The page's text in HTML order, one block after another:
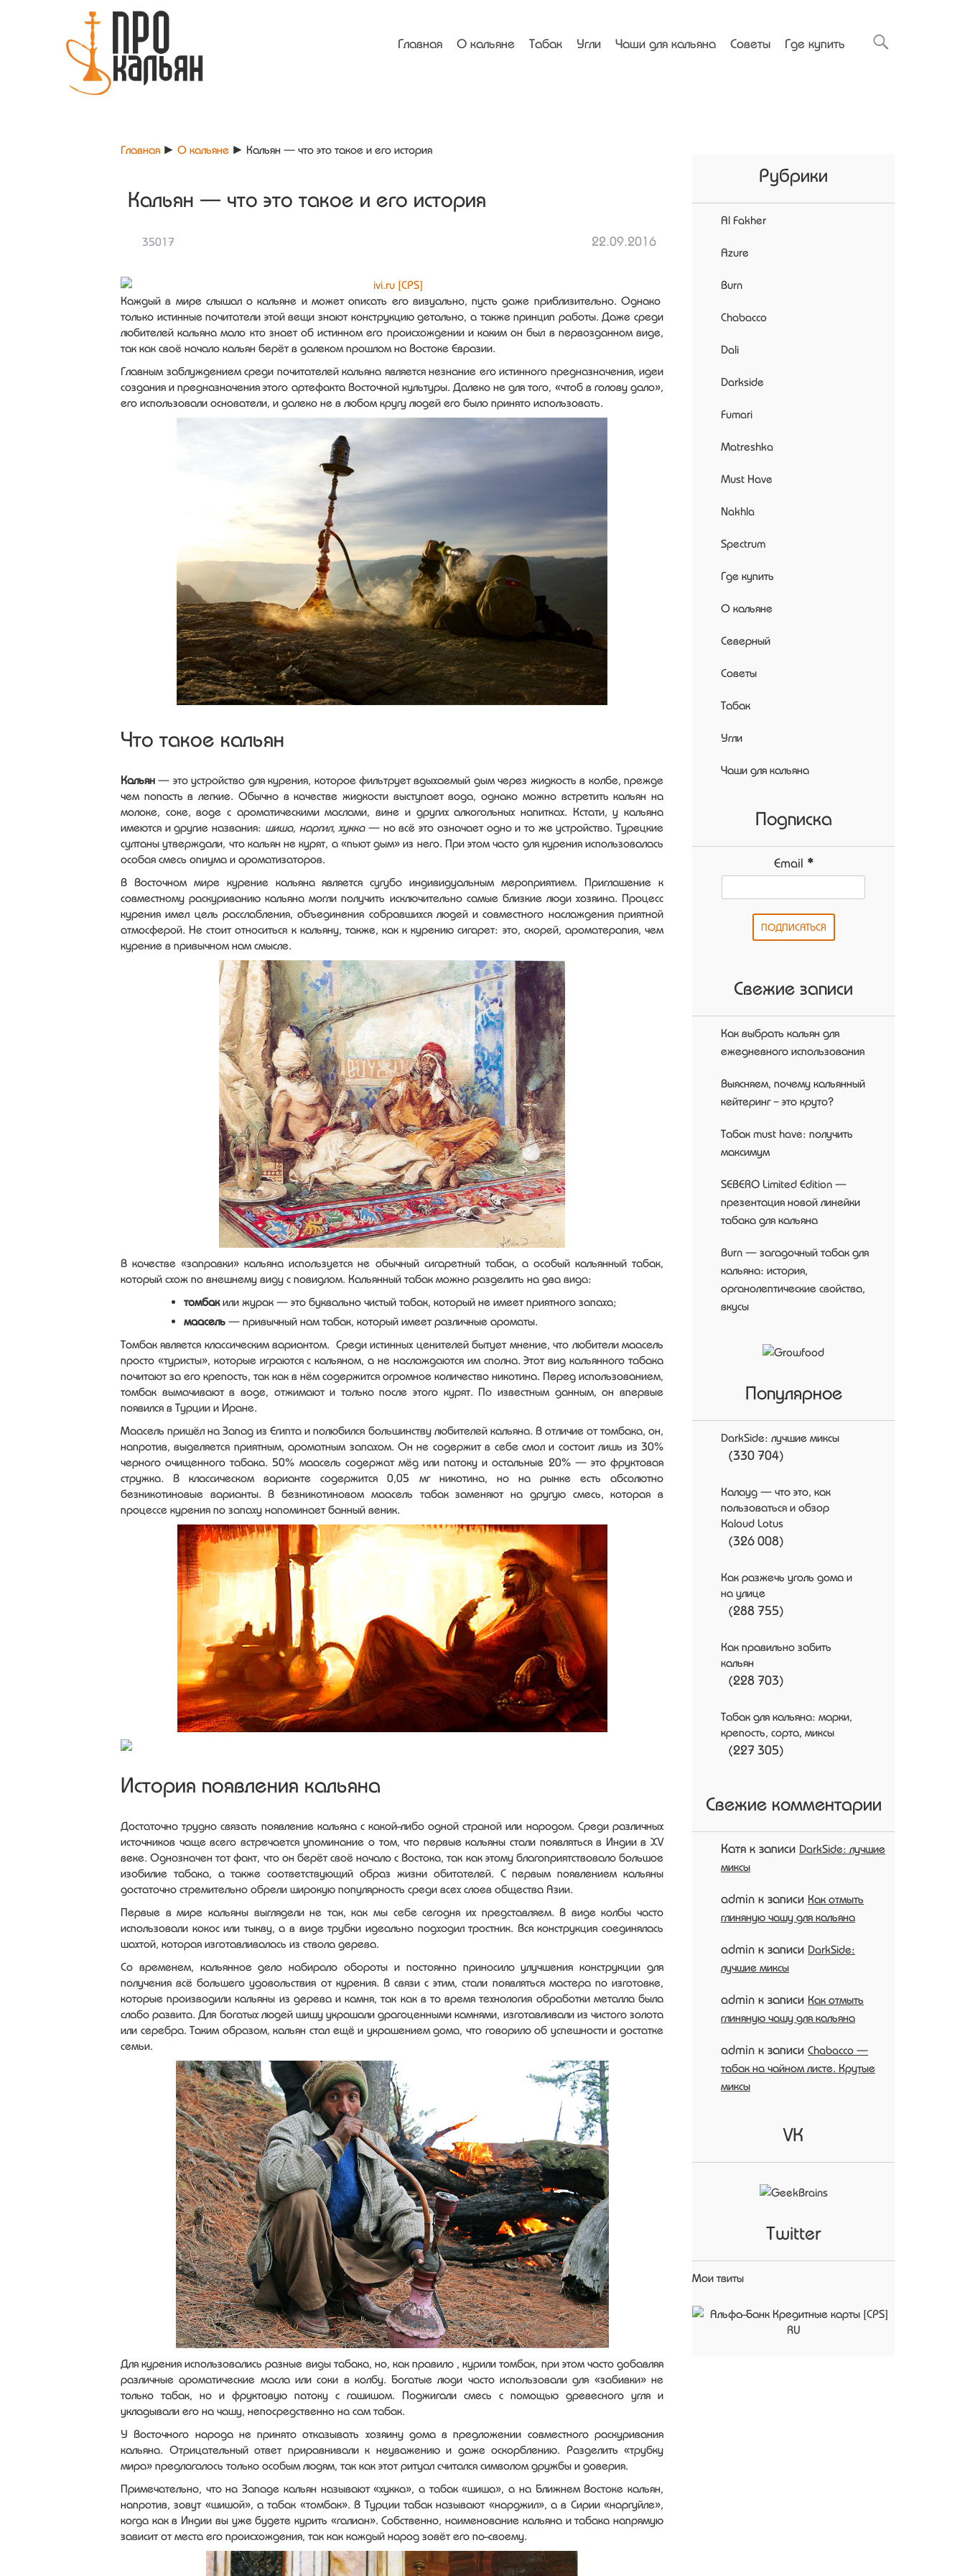
Menu
Skip to content
Главная О кальяне Табак Угли Чаши для кальяна Советы Где купить
Главная ► О кальяне ► Кальян — что это такое и его история
Кальян — что это такое и его история
22.09.2016
35017
Каждый в мире слышал о кальяне и может описать его визуально, пусть даже приблизительно. Однако
только истинные почитатели этой вещи знают конструкцию детально, а также принцип работы. Даже среди
любителей кальяна мало кто знает об истинном его происхождении и каким он был в первозданном виде,
так как своё начало кальян берёт в далеком прошлом на Востоке Евразии.
Главным заблуждением среди почитателей кальяна является незнание его истинного предназначения, идеи
создания и предназначения этого артефакта Восточной культуры. Далеко не для того, «чтоб в голову дало»,
его использовали основатели, и далеко не в любом кругу людей его было принято использовать.
Что такое кальян
Кальян — это устройство для курения, которое фильтрует вдыхаемый дым через жидкость в колбе, прежде
чем попасть в легкие. Обычно в качестве жидкости выступает вода, однако можно встретить кальян на
молоке, соке, воде с ароматическими маслами, вине и других алкогольных напитках. Кстати, у кальяна
имеются и другие названия: шиша, наргил,хукка— но всё это означает одно и то же устройство. Турецкие
султаны утверждали, что кальян не курят, а «пьют дым» из него. При этом часто для курения использовалась
особая смесь опиума и ароматизаторов.
В Восточном мире курение кальяна является сугубо индивидуальным мероприятием. Приглашение к
совместному раскуриванию кальяна могли получить исключительно самые близкие люди хозяина. Процесс
курения имел цель расслабления, объединения собравшихся людей и совместного наслаждения приятной
атмосферой. Не стоит относиться к кальяну, также, как к курению сигарет: это, скорей, ароматерапия, чем
курение в привычном нам смысле.
В качестве «заправки» кальяна используется не обычный сигаретный табак, а особый кальянный табак,
который схож по внешнему виду с повидлом. Кальянный табак можно разделить на два вида:
томбакили журак — это буквально чистый табак, который не имеет приятного запаха;
маасель — привычный нам табак, который имеет различные ароматы.
Томбак является классическим вариантом. Среди истинных ценителей бытует мнение, что любители маасель
просто «туристы», которые играются с кальяном, а не наслаждаются им сполна. Этот вид кальянного табака
почитают за его крепость, так как в нём содержится огромное количество никотина. Перед использованием,
томбак вымачивают в воде, отжимают и только после этого курят. По известным данным, он впервые
появился в Турции и Иране.
Маасель пришёл на Запад из Египта и полюбился большинству любителей кальяна. В отличие от томбака, он,
напротив, выделяется приятным, ароматным запахом. Он не содержит в себе смол и состоит лишь из 30%
черного очищенного табака. 50% маасель содержат мёд или патоку и остальные 20% — это фруктовая
стружка. В классическом варианте содержится 0,05 мг никотина, но на рынке есть абсолютно
безникотиновые варианты. В безникотиновом маасель табак заменяют на другую смесь, которая в
процессе курения по запаху напоминает банный веник.
История появления кальяна
Достаточно трудно связать появление кальяна с какой-либо одной страной или народом. Среди различных
источников чаще всего встречается упоминание о том, что первые кальяны стали появляться в Индии в XV
веке. Однозначен тот факт, что он берёт своё начало с Востока, так как этому благоприятствовало большое
изобилие табака, а также соответствующий образ жизни обитателей. С первым появлением кальяны
достаточно стремительно обрели широкую популярность среди всех слоев общества Азии.
Первые в мире кальяны выглядели не так, как мы себе сегодня их представляем. В виде колбы часто
использовали кокос или тыкву, а в виде трубки идеально подходил тростник. Вся конструкция соединялась
шахтой, которая изготавливалась из ствола дерева.
Со временем, кальянное дело набирало обороты и постоянно приносило улучшения конструкции для
получения всё большего удовольствия от курения. В связи с этим, стали появляться мастера по изготовке,
которые производили кальяны из дерева и камня, так как в то время технология обработки металла была
слабо развита. Для богатых людей шишу украшали драгоценными камнями, изготавливали из чистого золота
или серебра. Таким образом, кальян стал ещё и украшением дома, что говорило об успешности и достатке
семьи.
Для курения использовались разные виды табака, но, как правило , курили томбак, при этом часто добавляя
различные ароматические масла или соки в колбу. Богатые люди часто использовали для «забивки» не
только табак, но и фруктовую патоку с гашишом. Поджигали смесь с помощью древесного угля и
укладывали его на чашу, непосредственно на сам табак.
У Восточного народа не принято отказывать хозяину дома в предложении совместного раскуривания
кальяна. Отрицательный ответ приравнивали к неуважению и даже оскорблению. Разделить «трубку
мира» предлагалось только особым людям, так как этот ритуал считался символом дружбы и доверия.
Примечательно, что на Западе кальян называют «хукка», а табак «шиша», а на Ближнем Востоке кальян,
напротив, зовут «шишой», а табак «томбак». В Турции табак называют «нарджил», а в Сирии «наргуйле»,
когда как в Индии вы уже будете курить «галиан». Собственно, наименование кальяна и табака напрямую
зависит от места его происхождения, так как каждый народ зовёт его по-своему.
Рубрики
Al Fakher
Azure
Burn
Chabacco
Dali
Darkside
Fumari
Matreshka
Must Have
Nakhla
Spectrum
Где купить
О кальяне
Северный
Советы
Табак
Угли
Чаши для кальяна
Подписка
Email *
Свежие записи
Как выбрать кальян для
ежедневного использования
Выясняем, почему кальянный
кейтеринг – это круто?
Табак must have: получить
максимум
SEBERO Limited Edition —
презентация новой линейки
табака для кальяна
Burn — загадочный табак для
кальяна: история,
органолептические свойства,
вкусы
Популярное
DarkSide: лучшие миксы
(330 704)
Калауд — что это, как
пользоваться и обзор
Kaloud Lotus
(326 008)
Как разжечь уголь дома и
на улице
(288 755)
Как правильно забить
кальян
(228 703)
Табак для кальяна: марки,
крепость, сорта, миксы
(227 305)
Свежие комментарии
Катя к записи DarkSide: лучшие
миксы
admin к записи Как отмыть
глиняную чашу для кальяна
admin к записи DarkSide:
лучшие миксы
admin к записи Как отмыть
глиняную чашу для кальяна
admin к записи Chabacco —
табак на чайном листе. Крутые
миксы
VK
Twitter
Мои твиты